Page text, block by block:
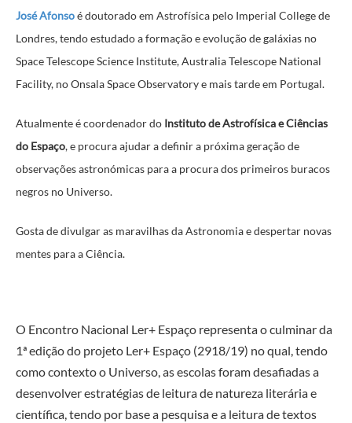
José Afonsoé doutorado em Astrofísica pelo Imperial College de
Londres, tendo estudado a formação e evolução de galáxias no
Space Telescope Science Institute, Australia Telescope National
Facility, no Onsala Space Observatory e mais tarde em Portugal.
Atualmente é coordenador do Instituto de Astrofísica e Ciências
do Espaço, e procura ajudar a definir a próxima geração de
observações astronómicas para a procura dos primeiros buracos
negros no Universo.
Gosta de divulgar as maravilhas da Astronomia e despertar novas
mentes para a Ciência.
O Encontro Nacional Ler+ Espaço representa o culminar da
1ª edição do projeto Ler+ Espaço (2918/19) no qual, tendo
como contexto o Universo, as escolas foram desafiadas a
desenvolver estratégias de leitura de natureza literária e
científica, tendo por base a pesquisa e a leitura de textos